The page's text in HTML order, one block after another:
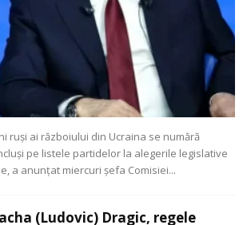
ruşi ai războiului din Ucraina se numără
pe listele partidelor la alegerile legislative
a anunţat miercuri şefa Comisiei...
(Ludovic) Dragic, regele